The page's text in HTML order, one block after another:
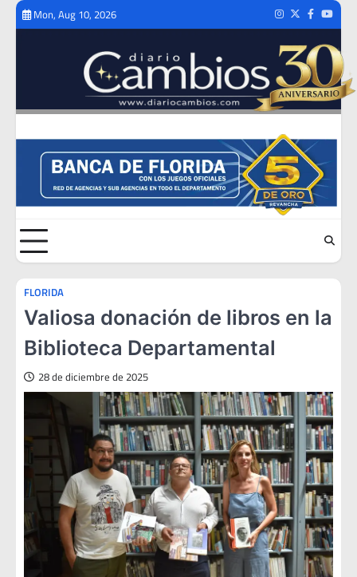
Skip
Mon, Aug 10, 2026 Instagram
TwitterFacebook
FLORIDA
Valiosa donación de libros en la
Biblioteca Departamental
28 de diciembre de 2025